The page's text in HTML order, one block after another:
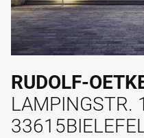
RUDOLF-
LAMPINGSTR.
33615